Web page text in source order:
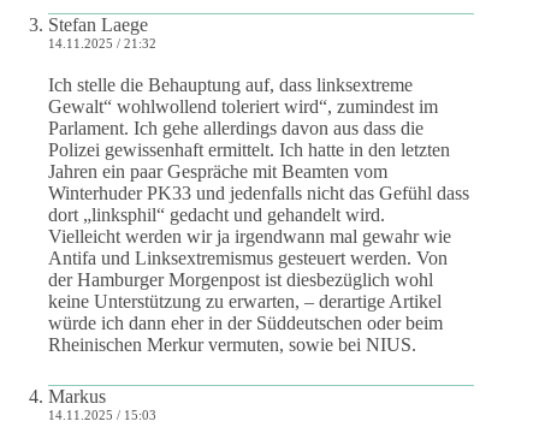
Stefan Laege
14.11.2025 / 21:32
Ich stelle die Behauptung auf, dass linksextreme
Gewalt“ wohlwollend toleriert wird“, zumindest im
Parlament. Ich gehe allerdings davon aus dass die
Polizei gewissenhaft ermittelt. Ich hatte in den letzten
Jahren ein paar Gespräche mit Beamten vom
Winterhuder PK33 und jedenfalls nicht das Gefühl dass
dort „linksphil“ gedacht und gehandelt wird.
Vielleicht werden wir ja irgendwann mal gewahr wie
Antifa und Linksextremismus gesteuert werden. Von
der Hamburger Morgenpost ist diesbezüglich wohl
keine Unterstützung zu erwarten, – derartige Artikel
würde ich dann eher in der Süddeutschen oder beim
Rheinischen Merkur vermuten, sowie bei NIUS.
Markus
14.11.2025 / 15:03